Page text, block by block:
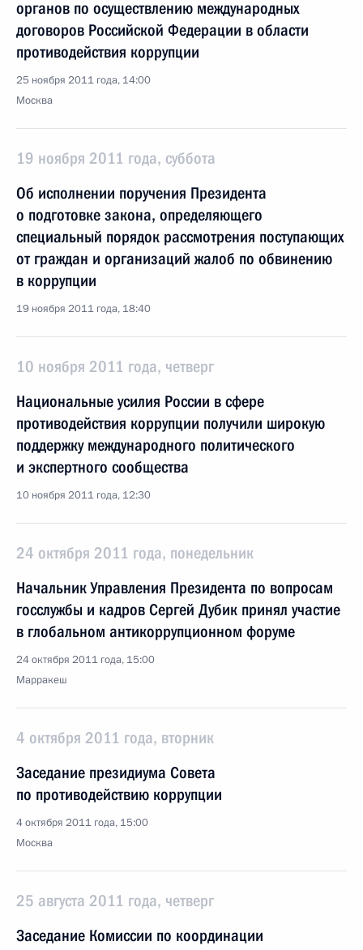
органов по осуществлению международных
договоров Российской Федерации в области
противодействия коррупции
25 ноября 2011 года, 14:00
Москва
19 ноября 2011 года, суббота
Об исполнении поручения Президента
о подготовке закона, определяющего
специальный порядок рассмотрения поступающих
от граждан и организаций жалоб по обвинению
в коррупции
19 ноября 2011 года, 18:40
10 ноября 2011 года, четверг
Национальные усилия России в сфере
противодействия коррупции получили широкую
поддержку международного политического
и экспертного сообщества
10 ноября 2011 года, 12:30
24 октября 2011 года, понедельник
Начальник Управления Президента по вопросам
госслужбы и кадров Сергей Дубик принял участие
в глобальном антикоррупционном форуме
24 октября 2011 года, 15:00
Марракеш
4 октября 2011 года, вторник
Заседание президиума Совета
по противодействию коррупции
4 октября 2011 года, 15:00
Москва
25 августа 2011 года, четверг
Заседание Комиссии по координации